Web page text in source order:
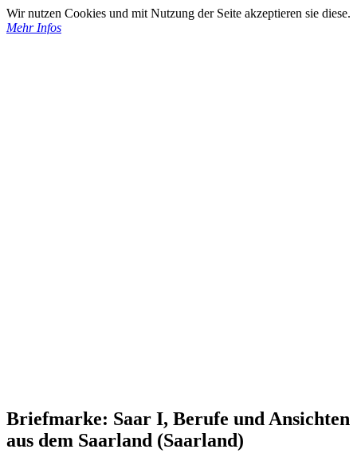
Wir nutzen Cookies und mit Nutzung der Seite akzeptieren sie diese.
Mehr Infos
Briefmarke: Saar I, Berufe und Ansichten
aus dem Saarland (Saarland)